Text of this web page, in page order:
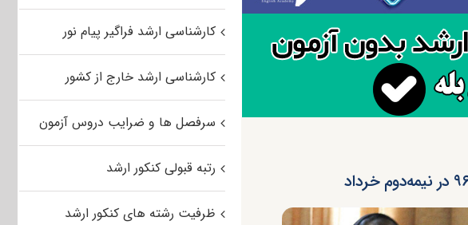
کارشناسی ارشد فراگیر پیام نور
کارشناسی ارشد خارج از کشور
سرفصل ها و ضرایب دروس آزمون
رتبه قبولی کنکور ارشد
ظرفیت رشته های کنکور ارشد